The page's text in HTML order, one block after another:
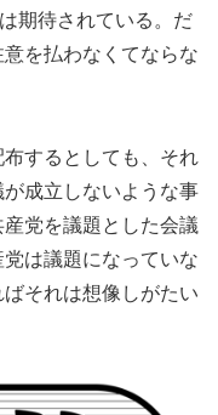
期待されている。だ
を払わなくてならな
するとしても、それ
成立しないような事
党を議題とした会議
は議題になっていな
それは想像しがたい